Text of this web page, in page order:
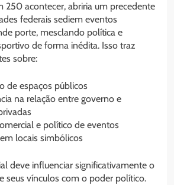
250 acontecer, abriria um precedente
federais sediem eventos
porte, mesclando política e
de forma inédita. Isso traz
sobre:
de espaços públicos
na relação entre governo e
e político de eventos
locais simbólicos
deve influenciar significativamente o
seus vínculos com o poder político.